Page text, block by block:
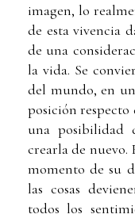
imagen, lo
de esta vivencia
de una
la vida. Se
del mundo, en
posición respecto
una posibilidad
crearla de
momento de su
las cosas
todos los